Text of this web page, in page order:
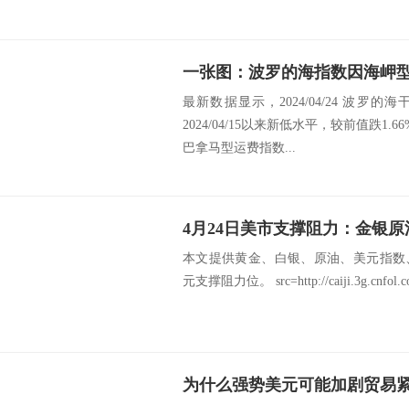
一张图：波罗的海指数因海岬
最新数据显示，2024/04/24 波罗的海
2024/04/15以来新低水平，较前值跌
巴拿马型运费指数...
本文提供黄金、白银、原油、美元指
元支撑阻力位。 src=http://
为什么强势美元可能加剧贸易